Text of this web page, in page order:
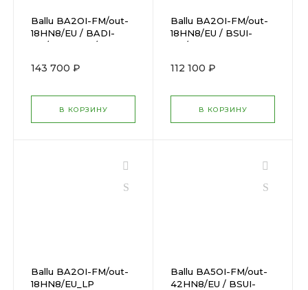
Ballu BA2OI-FM/out-
18HN8/EU / BADI-
FM/in-09HN8/EUx2
143 700 ₽
В КОРЗИНУ
Ballu BA2OI-FM/out-
18HN8/EU / BSUI-
FM/in-
112 100 ₽
В КОРЗИНУ
Ballu BA2OI-FM/out-
18HN8/EU_LP
Ballu BA5OI-FM/out-
42HN8/EU / BSUI-